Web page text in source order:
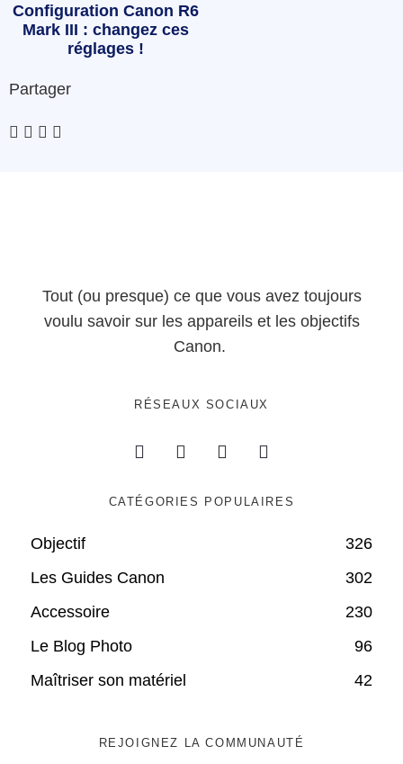
Configuration Canon R6
Mark III : changez ces
réglages !
Partager
Tout (ou presque) ce que vous avez toujours
voulu savoir sur les appareils et les objectifs
Canon.
RÉSEAUX SOCIAUX
CATÉGORIES POPULAIRES
Objectif
326
Les Guides Canon
302
Accessoire
230
Le Blog Photo
96
Maîtriser son matériel
42
REJOIGNEZ LA COMMUNAUTÉ